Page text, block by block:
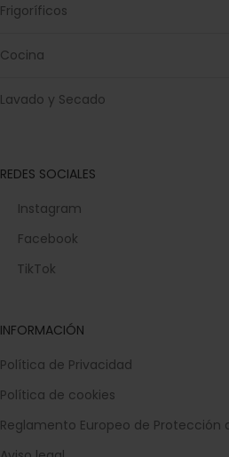
Frigoríficos
Cocina
Lavado y Secado
REDES SOCIALES
Instagram
Facebook
TikTok
INFORMACIÓN
Política de Privacidad
Política de cookies
Reglamento Europeo de Protección